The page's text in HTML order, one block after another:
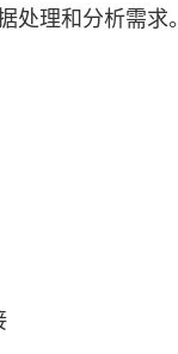
理和分析需求。